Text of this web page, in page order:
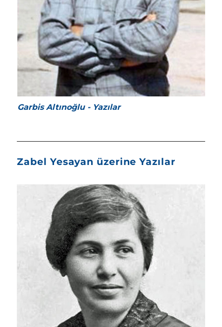
Garbis Altınoğlu - Yazılar
Zabel Yesayan üzerine Yazılar